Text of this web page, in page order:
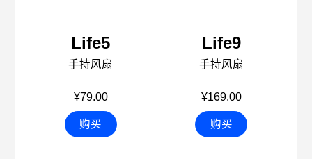
Life5
手持风扇
¥79.00
购买
Life9
手持风扇
¥169.00
购买